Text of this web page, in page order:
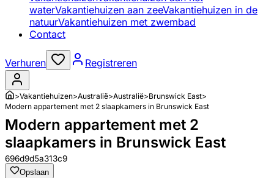
waterVakantiehuizen aan zeeVakantiehuizen in de
natuurVakantiehuizen met zwembad
Contact
Verhuren Registreren
>Vakantiehuizen>Australië>Australië>Brunswick East>
Modern appartement met 2 slaapkamers in Brunswick East
Modern appartement met 2
slaapkamers in Brunswick East
696d9d5a313c9
Opslaan